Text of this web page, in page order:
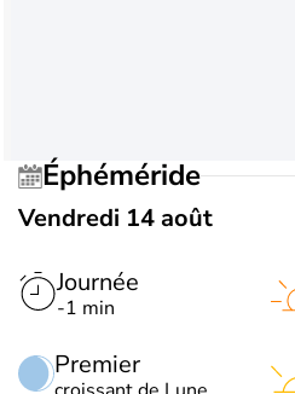
Éphéméride
Vendredi 14 août
Journée
-1 min
Premier